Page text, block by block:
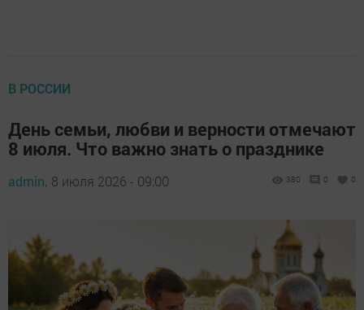
В РОССИИ
День семьи, любви и верности отмечают
8 июля. Что важно знать о празднике
admin, 8 июля 2026 - 09:00 380 0 0